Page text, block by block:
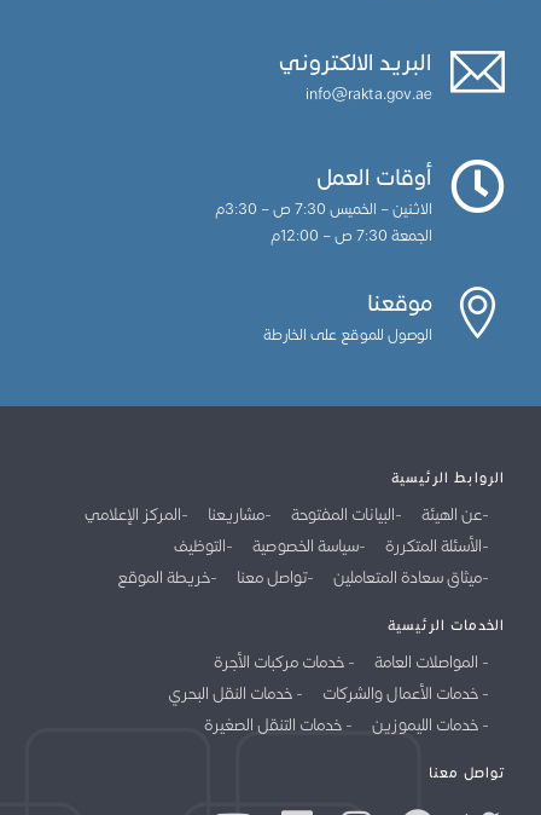
البريد الالكتروني
info@rakta.gov.ae
أوقات العمل
الاثنين – الخميس 7:30 ص – 3:30م
الجمعة 7:30 ص – 12:00م
موقعنا
الوصول للموقع على الخارطة
الروابط الرئيسية
عن الهيئة البيانات المفتوحة مشاريعنا
المركز الإعلامي
الأسئلة المتكررة
سياسة الخصوصية
التوظيف
ميثاق سعادة المتعاملين
تواصل معنا خريطة الموقع
الخدمات الرئيسية
المواصلات العامة
خدمات مركبات الأجرة
خدمات الأعمال والشركات
خدمات النقل البحري
خدمات الليموزين
خدمات التنقل الصغيرة
تواصل معنا